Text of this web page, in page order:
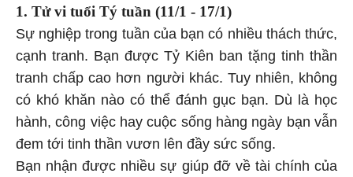
1. Tử vi tuổi Tý tuần (11/1 - 17/1)
Sự nghiệp trong tuần của bạn có nhiều thách thức,
cạnh tranh. Bạn được Tỷ Kiên ban tặng tinh thần
tranh chấp cao hơn người khác. Tuy nhiên, không
có khó khăn nào có thể đánh gục bạn. Dù là học
hành, công việc hay cuộc sống hàng ngày bạn vẫn
đem tới tinh thần vươn lên đầy sức sống.
Bạn nhận được nhiều sự giúp đỡ về tài chính của